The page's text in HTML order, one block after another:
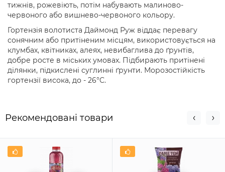
тижнів, рожевіють, потім набувають малиново-
червоного або вишнево-червоного кольору.
Гортензія волотиста Даймонд Руж віддає перевагу
сонячним або притіненим місцям, використовується на
клумбах, квітниках, алеях, невибаглива до ґрунтів,
добре росте в міських умовах. Підбирають притінені
ділянки, підкислені суглинні ґрунти. Морозостійкість
гортензії висока, до - 26°C.
Рекомендовані товари